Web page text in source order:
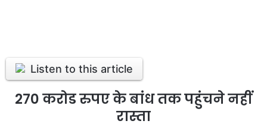
Listen to this article
270 करोड रुपए के बांध तक पहुंचने नहीं
रास्ता